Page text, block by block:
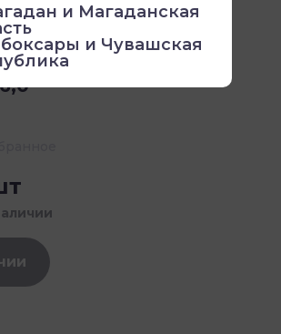
TNL Expert,
и Магаданская
и Чувашская